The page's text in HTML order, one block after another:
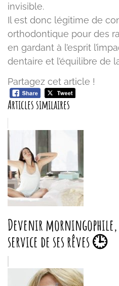
invisible.
Il est donc légitime de
orthodontique pour des
en gardant à l’esprit
dentaire et l’équilibre de
Partagez cet article !
Articles similaires
Devenir morningophile,
service de ses rêves 🕒